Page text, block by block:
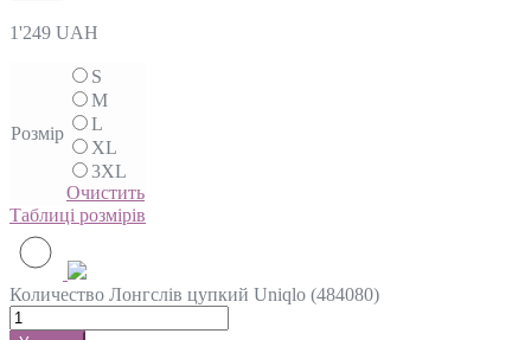
1'249 UAH
Розмір
S
M
L
XL
3XL
Очистить
Таблиці розмірів
Количество Лонгслів цупкий Uniqlo (484080)